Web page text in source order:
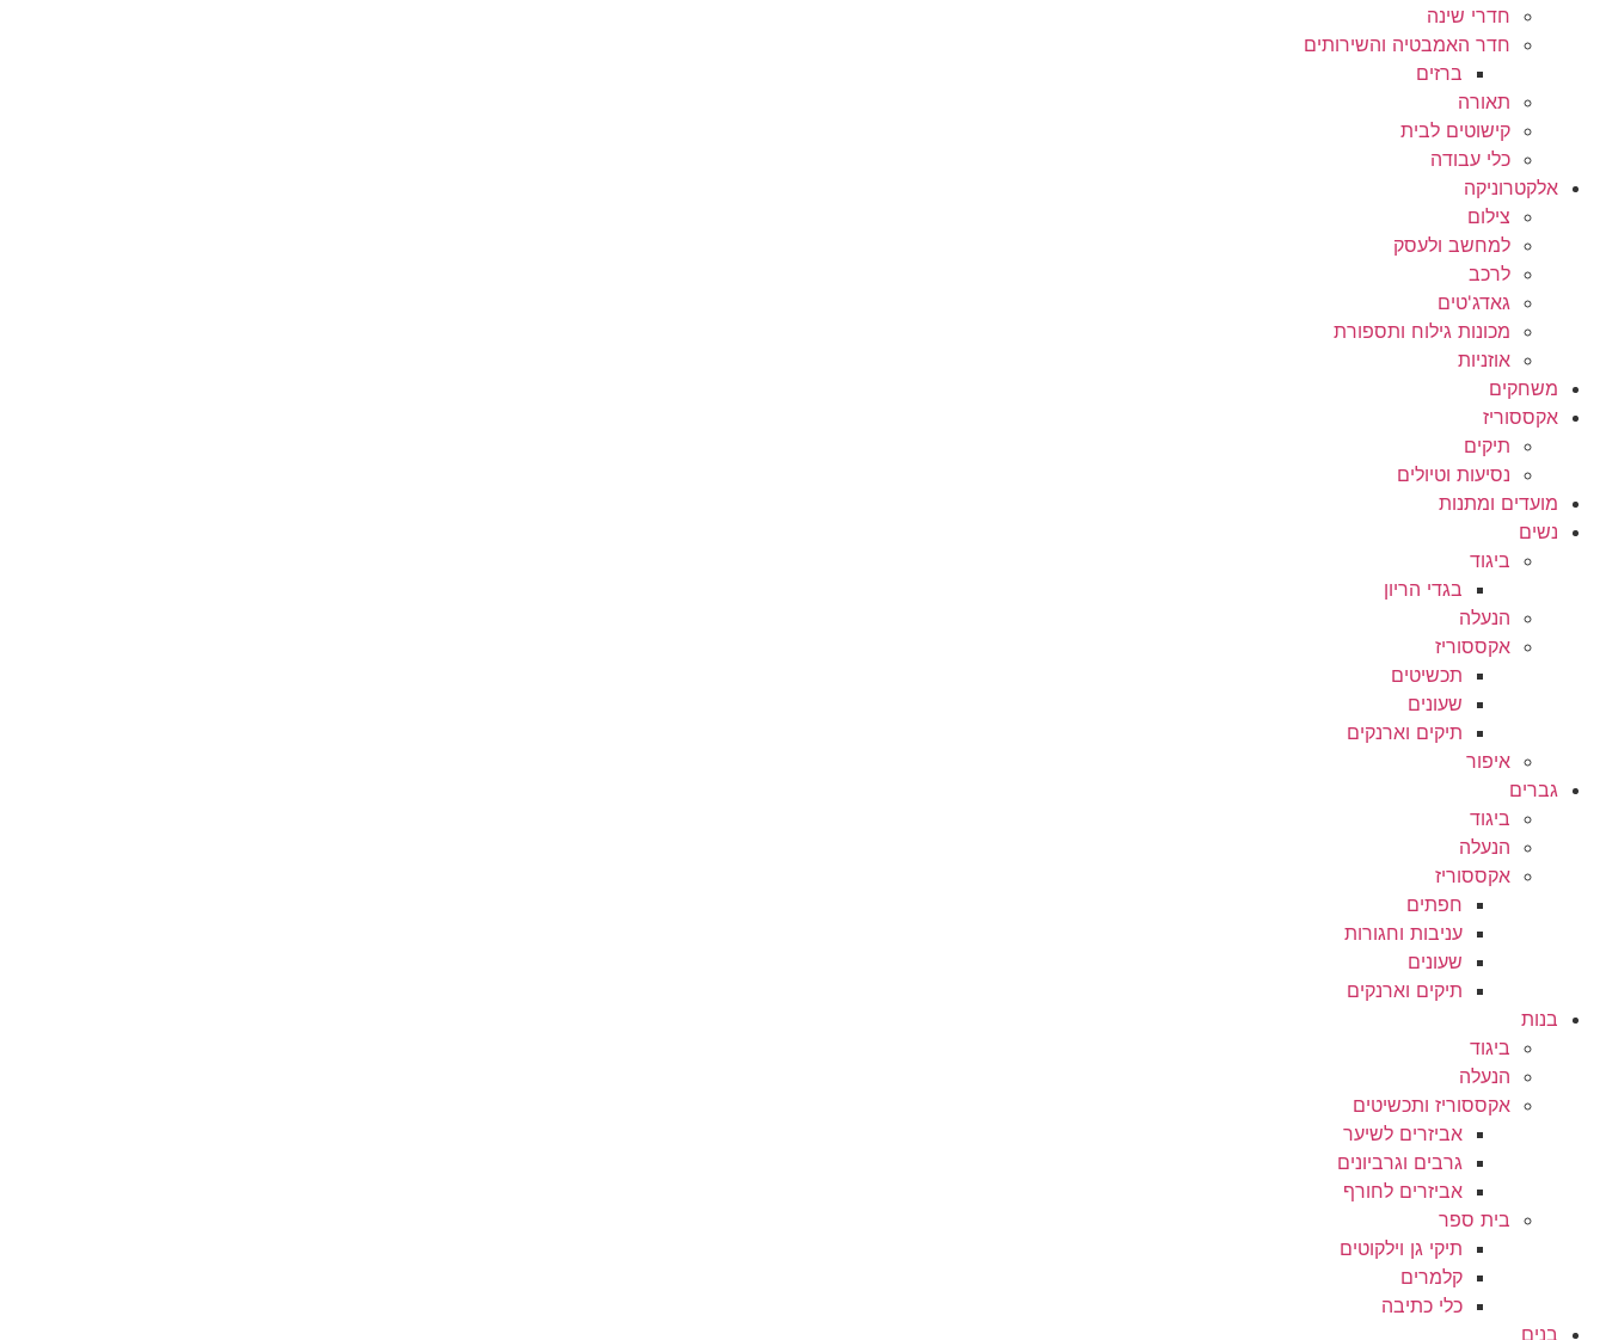
חדרי שינה
חדר האמבטיה והשירותים
ברזים
תאורה
קישוטים לבית
כלי עבודה
אלקטרוניקה
צילום
למחשב ולעסק
לרכב
גאדג'טים
מכונות גילוח ותספורת
אוזניות
משחקים
אקססוריז
תיקים
נסיעות וטיולים
מועדים ומתנות
נשים
ביגוד
בגדי הריון
הנעלה
אקססוריז
תכשיטים
שעונים
תיקים וארנקים
איפור
גברים
ביגוד
הנעלה
אקססוריז
חפתים
עניבות וחגורות
שעונים
תיקים וארנקים
בנות
ביגוד
הנעלה
אקססוריז ותכשיטים
אביזרים לשיער
גרבים וגרביונים
אביזרים לחורף
בית ספר
תיקי גן וילקוטים
קלמרים
כלי כתיבה
בנים